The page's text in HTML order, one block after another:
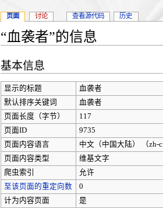
“血袭者”的信息
基本信息
显示的标题
血袭者
默认排序关键词
血袭者
页面长度（字节）
117
页面ID
9735
页面内容语言
中文（中国大陆）‎ （zh-
页面内容类型
维基文字
爬虫索引
允许
至该页面的重定向数
0
计为内容页面
是
页面 讨论 查看源代码 历史